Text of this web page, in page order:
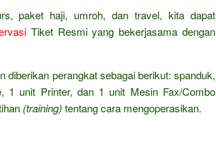
paket haji, umroh, dan travel, kita dapat
Tiket Resmi yang bekerjasama dengan
diberikan perangkat sebagai berikut: spanduk,
1 unit Printer, dan 1 unit Mesin Fax/Combo
(training) tentang cara mengoperasikan.